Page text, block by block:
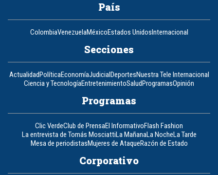
País
ColombiaVenezuelaMéxicoEstados UnidosInternacional
Secciones
ActualidadPolíticaEconomíaJudicialDeportesNuestra Tele Internacional
Ciencia y TecnologíaEntretenimientoSaludProgramasOpinión
Programas
Clic VerdeClub de PrensaEl InformativoFlash Fashion
La entrevista de Tomás MosciattiLa MañanaLa NocheLa Tarde
Mesa de periodistasMujeres de AtaqueRazón de Estado
Corporativo